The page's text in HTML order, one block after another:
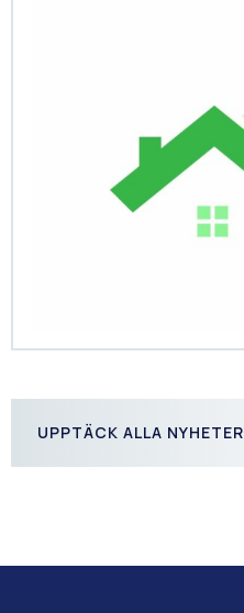
UPPTÄCK ALLA NYHETER